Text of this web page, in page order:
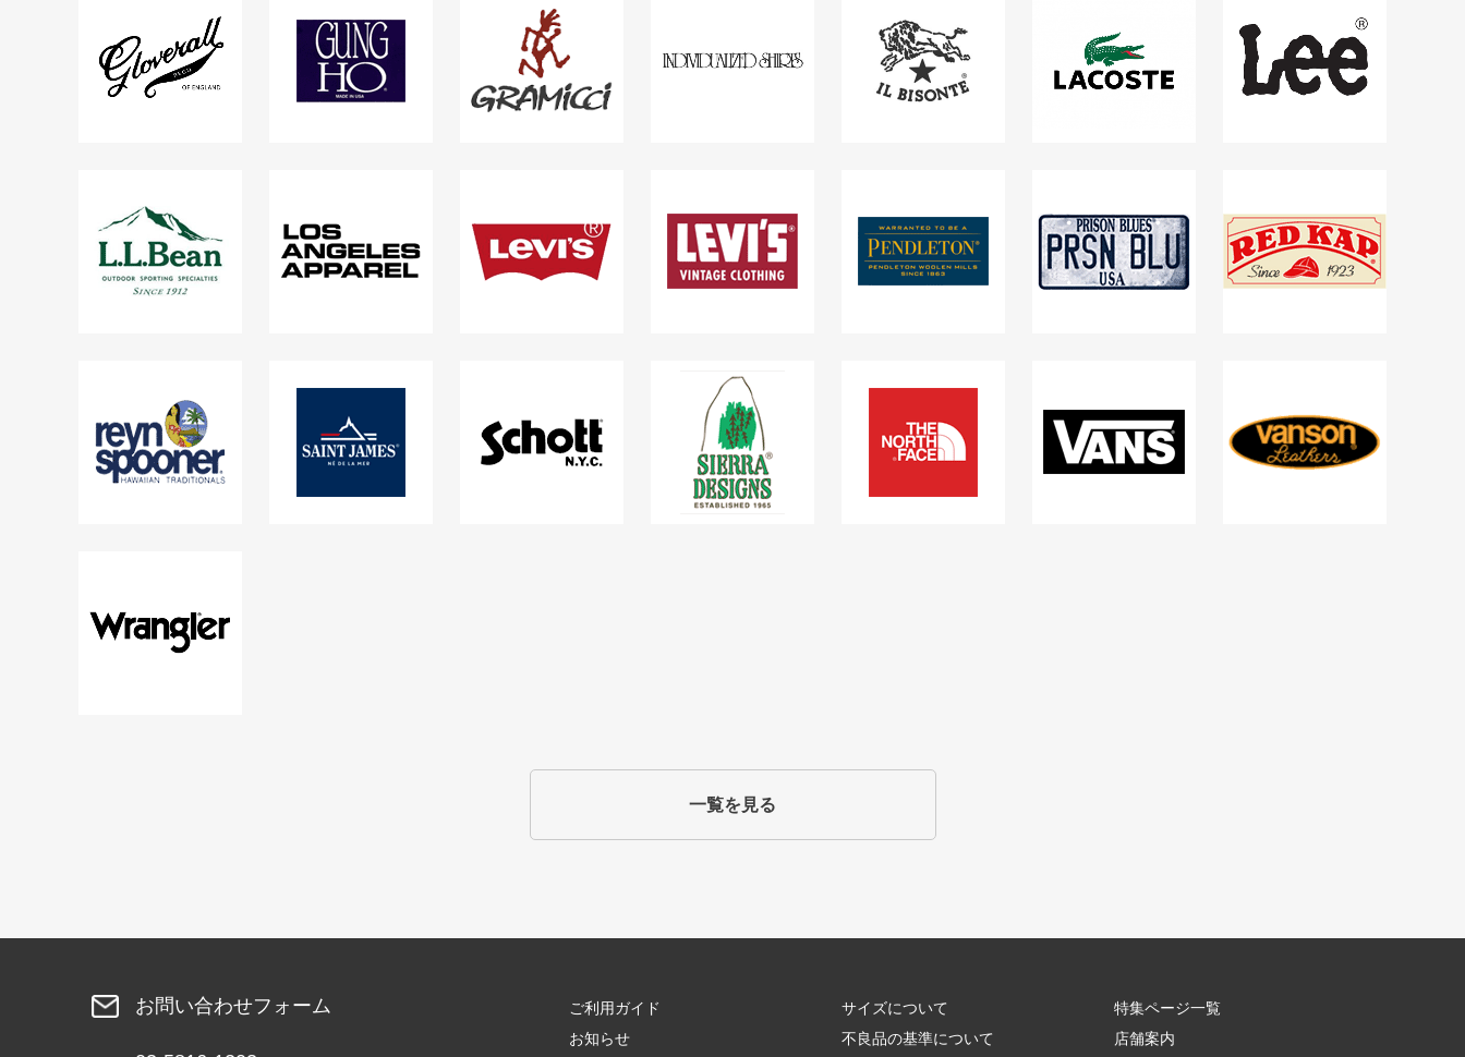
一覧を見る
お問い合わせフォーム
ご利用ガイド
お知らせ
サイズについて
不良品の基準について
特集ページ一覧
店舗案内